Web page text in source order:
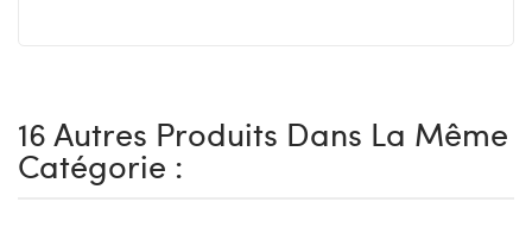
16 Autres Produits Dans La Même
Catégorie :